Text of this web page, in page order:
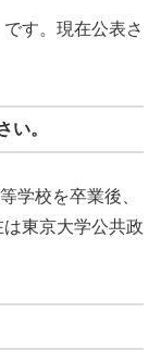
す。現在公表さ
い。
学校を卒業後、
東京大学公共政